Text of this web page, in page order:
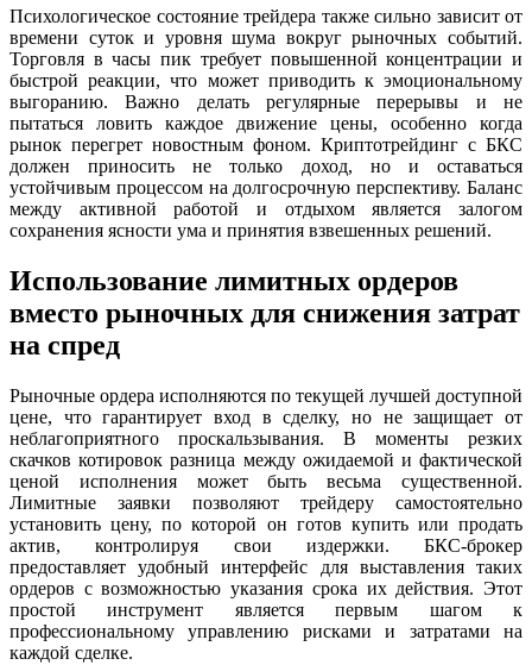
Психологическое состояние трейдера также сильно зависит от
времени суток и уровня шума вокруг рыночных событий.
Торговля в часы пик требует повышенной концентрации и
быстрой реакции, что может приводить к эмоциональному
выгоранию. Важно делать регулярные перерывы и не
пытаться ловить каждое движение цены, особенно когда
рынок перегрет новостным фоном. Криптотрейдинг с БКС
должен приносить не только доход, но и оставаться
устойчивым процессом на долгосрочную перспективу. Баланс
между активной работой и отдыхом является залогом
сохранения ясности ума и принятия взвешенных решений.
Использование лимитных ордеров
вместо рыночных для снижения затрат
на спред
Рыночные ордера исполняются по текущей лучшей доступной
цене, что гарантирует вход в сделку, но не защищает от
неблагоприятного проскальзывания. В моменты резких
скачков котировок разница между ожидаемой и фактической
ценой исполнения может быть весьма существенной.
Лимитные заявки позволяют трейдеру самостоятельно
установить цену, по которой он готов купить или продать
актив, контролируя свои издержки. БКС-брокер
предоставляет удобный интерфейс для выставления таких
ордеров с возможностью указания срока их действия. Этот
простой инструмент является первым шагом к
профессиональному управлению рисками и затратами на
каждой сделке.